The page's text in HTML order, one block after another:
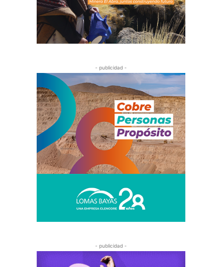
- publicidad -
- publicidad -